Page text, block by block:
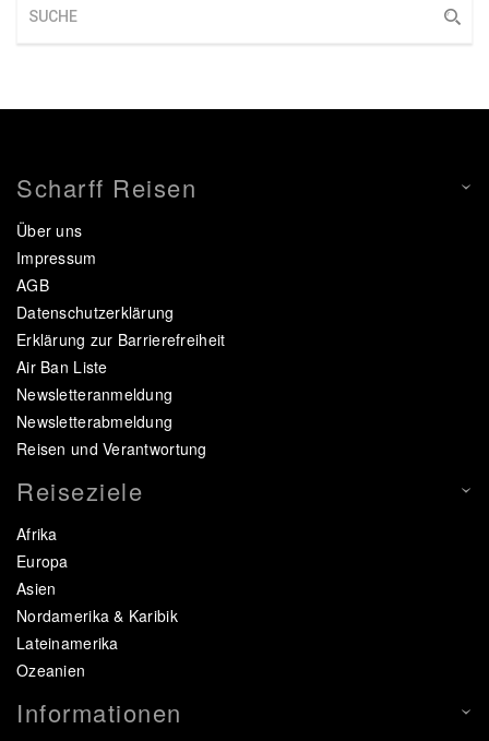
Scharff Reisen
Über uns
Impressum
AGB
Datenschutzerklärung
Erklärung zur Barrierefreiheit
Air Ban Liste
Newsletteranmeldung
Newsletterabmeldung
Reisen und Verantwortung
Reiseziele
Afrika
Europa
Asien
Nordamerika & Karibik
Lateinamerika
Ozeanien
Informationen